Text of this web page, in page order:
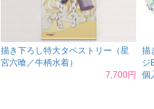
描き下ろし特大タペストリー（星
宮六喰／牛柄水着）
7,700円
描
ジ
個